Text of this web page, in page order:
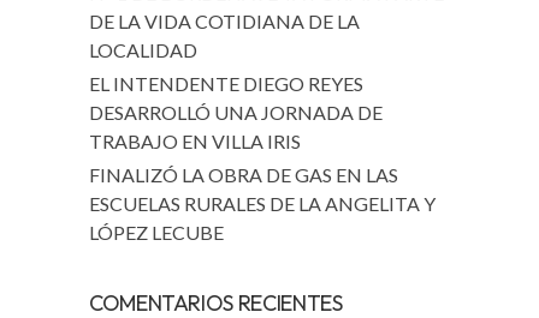
DE LA VIDA COTIDIANA DE LA
LOCALIDAD
EL INTENDENTE DIEGO REYES
DESARROLLÓ UNA JORNADA DE
TRABAJO EN VILLA IRIS
FINALIZÓ LA OBRA DE GAS EN LAS
ESCUELAS RURALES DE LA ANGELITA Y
LÓPEZ LECUBE
COMENTARIOS RECIENTES